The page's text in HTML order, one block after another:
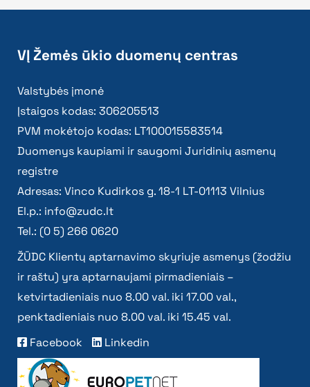
VĮ Žemės ūkio duomenų centras
Valstybės įmonė
Įstaigos kodas: 306205513
PVM mokėtojo kodas: LT100015583514
Duomenys kaupiami ir saugomi Juridinių asmenų
registre
Adresas: Vinco Kudirkos g. 18-1 LT-01113 Vilnius
El.p.: info@zudc.lt
Tel.: (0 5) 266 0620
ŽŪDC Klientų aptarnavimo skyriuje asmenys (žodžiu
ir raštu) yra aptarnaujami pirmadieniais –
ketvirtadieniais nuo 8.00 val. iki 17.00 val.,
penktadieniais nuo 8.00 val. iki 15.45 val.
Facebook
Linkedin